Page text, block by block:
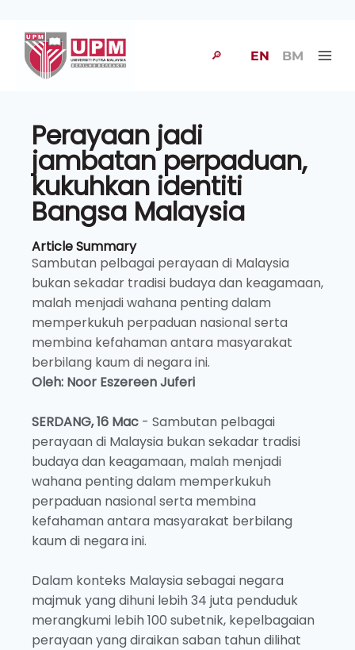
🔎 EN BM
Perayaan jadi
jambatan perpaduan,
kukuhkan identiti
Bangsa Malaysia
Article Summary
Sambutan pelbagai perayaan di Malaysia
bukan sekadar tradisi budaya dan keagamaan,
malah menjadi wahana penting dalam
memperkukuh perpaduan nasional serta
membina kefahaman antara masyarakat
berbilang kaum di negara ini.
Oleh: Noor Eszereen Juferi
SERDANG, 16 Mac - Sambutan pelbagai
perayaan di Malaysia bukan sekadar tradisi
budaya dan keagamaan, malah menjadi
wahana penting dalam memperkukuh
perpaduan nasional serta membina
kefahaman antara masyarakat berbilang
kaum di negara ini.
Dalam konteks Malaysia sebagai negara
majmuk yang dihuni lebih 34 juta penduduk
merangkumi lebih 100 subetnik, kepelbagaian
perayaan yang diraikan saban tahun dilihat